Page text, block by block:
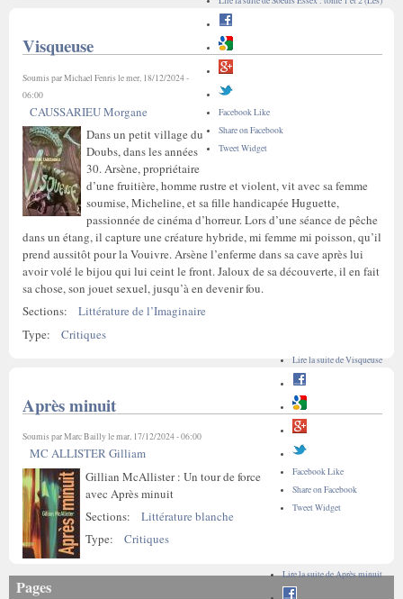
Facebook Like
Share on Facebook
Tweet Widget
Visqueuse
Soumis parMichael Fenrisle mer, 18/12/2024 -
06:00
CAUSSARIEU Morgane
Dans un petit village du
Doubs, dans les années
30. Arsène, propriétaire
d’une fruitière, homme rustre et violent, vit avec sa femme
soumise, Micheline, et sa fille handicapée Huguette,
passionnée de cinéma d’horreur. Lors d’une séance de pêche
dans un étang, il capture une créature hybride, mi femme mi poisson, qu’il
prend aussitôt pour la Vouivre. Arsène l’enferme dans sa cave après lui
avoir volé le bijou qui lui ceint le front. Jaloux de sa découverte, il en fait
sa chose, son jouet sexuel, jusqu’à en devenir fou.
Sections:
Littérature de l’Imaginaire
Type:
Critiques
Lire la suitede Visqueuse
Facebook Like
Share on Facebook
Tweet Widget
Après minuit
Soumis parMarc Baillyle mar, 17/12/2024 - 06:00
MC ALLISTER Gilliam
Gillian McAllister : Un tour de force
avec Après minuit
Sections:
Littérature blanche
Type:
Critiques
Lire la suitede Après minuit
Pages